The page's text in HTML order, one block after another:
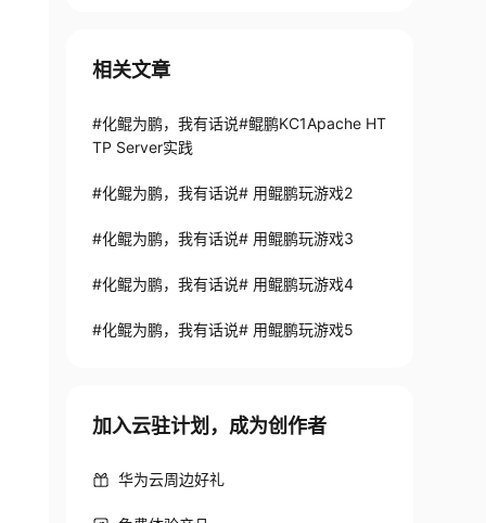
相关文章
#化鲲为鹏，我有话说#鲲鹏KC1Apache HT
TP Server实践
#化鲲为鹏，我有话说# 用鲲鹏玩游戏2
#化鲲为鹏，我有话说# 用鲲鹏玩游戏3
#化鲲为鹏，我有话说# 用鲲鹏玩游戏4
#化鲲为鹏，我有话说# 用鲲鹏玩游戏5
加入云驻计划，成为创作者
华为云周边好礼